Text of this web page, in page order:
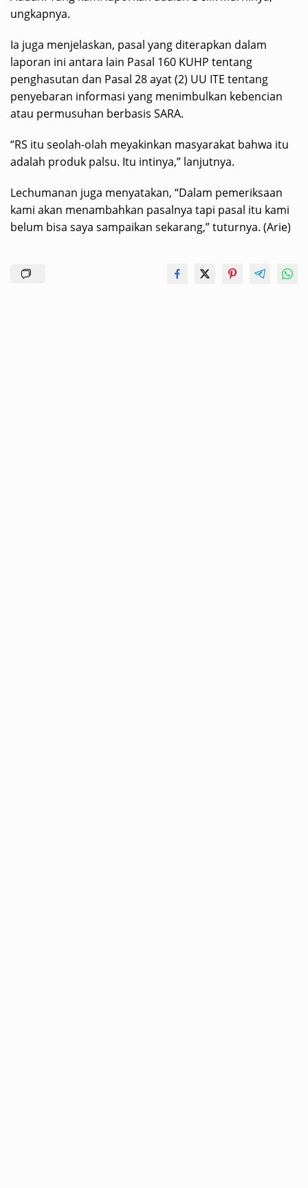
ungkapnya.
Ia juga menjelaskan, pasal yang diterapkan dalam
laporan ini antara lain Pasal 160 KUHP tentang
penghasutan dan Pasal 28 ayat (2) UU ITE tentang
penyebaran informasi yang menimbulkan kebencian
atau permusuhan berbasis SARA.
“RS itu seolah-olah meyakinkan masyarakat bahwa itu
adalah produk palsu. Itu intinya,” lanjutnya.
Lechumanan juga menyatakan, “Dalam pemeriksaan
kami akan menambahkan pasalnya tapi pasal itu kami
belum bisa saya sampaikan sekarang,” tuturnya. (Arie)